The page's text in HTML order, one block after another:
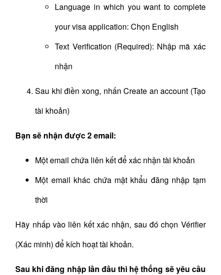
Language in which you want to complete
your visa application: Chọn English
Text Verification (Required): Nhập mã xác
nhận
Sau khi điền xong, nhấn Create an account (Tạo
tài khoản)
Bạn sẽ nhận được 2 email:
Một email chứa liên kết để xác nhận tài khoản
Một email khác chứa mật khẩu đăng nhập tạm
thời
Hãy nhấp vào liên kết xác nhận, sau đó chọn Vérifier
(Xác minh) để kích hoạt tài khoản.
Sau khi đăng nhập lần đầu thì hệ thống sẽ yêu cầu